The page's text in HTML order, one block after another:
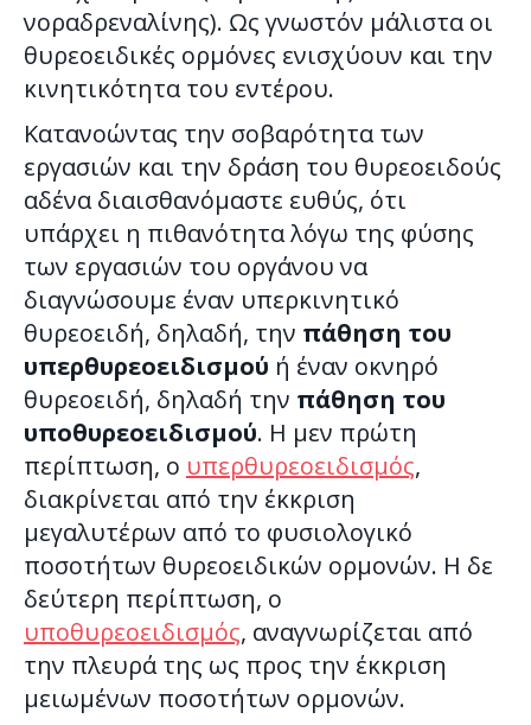
νοραδρεναλίνης). Ως γνωστόν μάλιστα οι
θυρεοειδικές ορμόνες ενισχύουν και την
κινητικότητα του εντέρου.
Κατανοώντας την σοβαρότητα των
εργασιών και την δράση του θυρεοειδούς
αδένα διαισθανόμαστε ευθύς, ότι
υπάρχει η πιθανότητα λόγω της φύσης
των εργασιών του οργάνου να
διαγνώσουμε έναν υπερκινητικό
θυρεοειδή, δηλαδή, την πάθηση του
υπερθυρεοειδισμού ή έναν οκνηρό
θυρεοειδή, δηλαδή την πάθηση του
υποθυρεοειδισμού. Η μεν πρώτη
περίπτωση, ο υπερθυρεοειδισμός,
διακρίνεται από την έκκριση
μεγαλυτέρων από το φυσιολογικό
ποσοτήτων θυρεοειδικών ορμονών. Η δε
δεύτερη περίπτωση, ο
υποθυρεοειδισμός, αναγνωρίζεται από
την πλευρά της ως προς την έκκριση
μειωμένων ποσοτήτων ορμονών.